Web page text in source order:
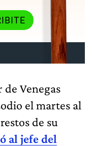
Venegas
el martes al
de su
al jefe del